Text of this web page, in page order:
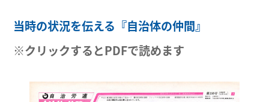
当時の状況を伝える『自治体の仲間』
※クリックするとPDFで読めます